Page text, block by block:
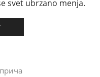
svet ubrzano menja.